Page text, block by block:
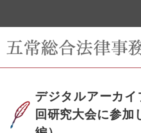
デジタルアーカイ
回研究大会に参加